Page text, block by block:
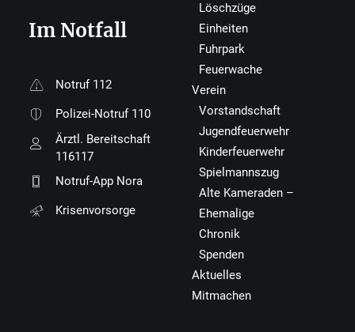
Im Notfall
Notruf 112
Polizei-Notruf 110
Ärztl. Bereitschaft
116117
Notruf-App Nora
Krisenvorsorge
Löschzüge
Einheiten
Fuhrpark
Feuerwache
Verein
Vorstandschaft
Jugendfeuerwehr
Kinderfeuerwehr
Spielmannszug
Alte Kameraden –
Ehemalige
Chronik
Spenden
Aktuelles
Mitmachen